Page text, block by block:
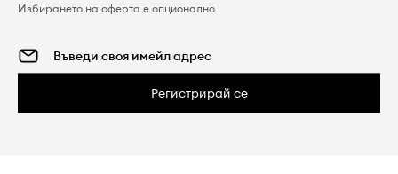
Избирането на оферта е опционално
Регистрирай се